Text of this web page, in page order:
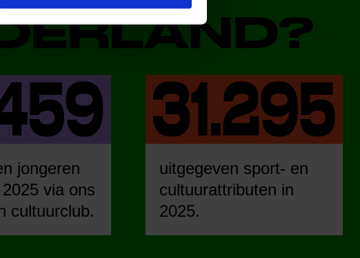
jongeren
via ons
cultuurclub.
uitgegeven sport- en
cultuurattributen in
2025.